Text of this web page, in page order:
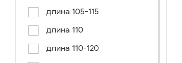
длина 105-115
длина 110
длина 110-120